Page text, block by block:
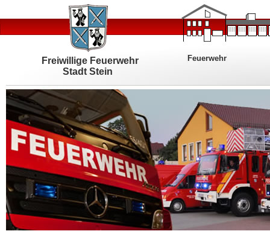
Freiwillige Feuerwehr
Stadt Stein
Feuerwehr